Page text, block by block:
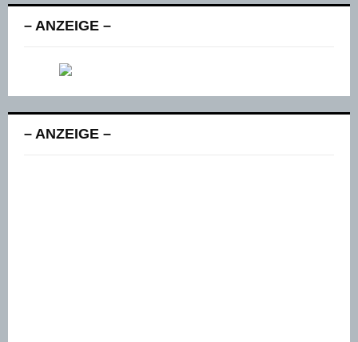
– ANZEIGE –
– ANZEIGE –